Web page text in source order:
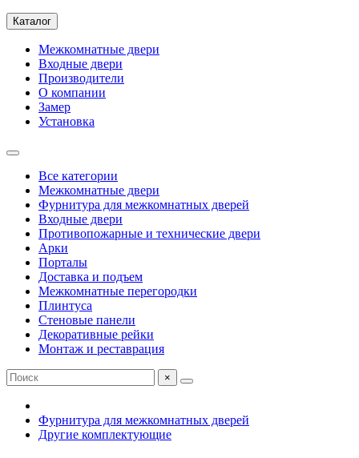
Каталог
Межкомнатные двери
Входные двери
Производители
О компании
Замер
Установка
Все категории
Межкомнатные двери
Фурнитура для межкомнатных дверей
Входные двери
Противопожарные и технические двери
Арки
Порталы
Доставка и подъем
Межкомнатные перегородки
Плинтуса
Стеновые панели
Декоративные рейки
Монтаж и реставрация
×
Фурнитура для межкомнатных дверей
Другие комплектующие